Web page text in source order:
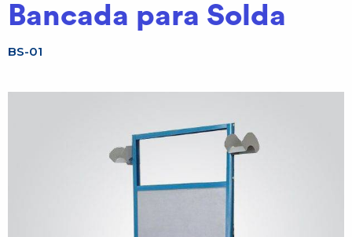
Bancada para Solda
BS-01